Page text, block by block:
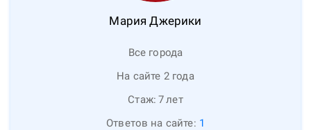
Мария Джерики
Все города
На сайте 2 года
Стаж: 7лет
Ответов на сайте: 1